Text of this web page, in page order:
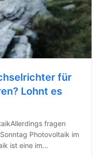
für
Lohnt es
fragen
Photovoltaik im
ist eine im...